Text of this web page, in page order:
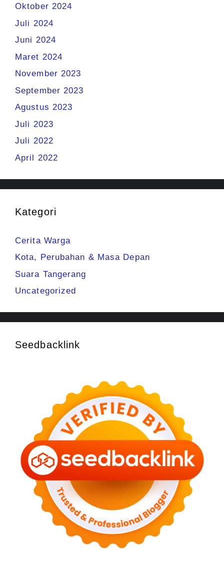
Oktober 2024
Juli 2024
Juni 2024
Maret 2024
November 2023
September 2023
Agustus 2023
Juli 2023
Juli 2022
April 2022
Kategori
Cerita Warga
Kota, Perubahan & Masa Depan
Suara Tangerang
Uncategorized
Seedbacklink